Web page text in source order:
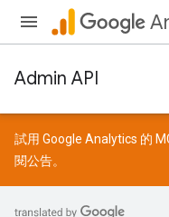
Admin API
試用 Google Analytics 的
閱公告。